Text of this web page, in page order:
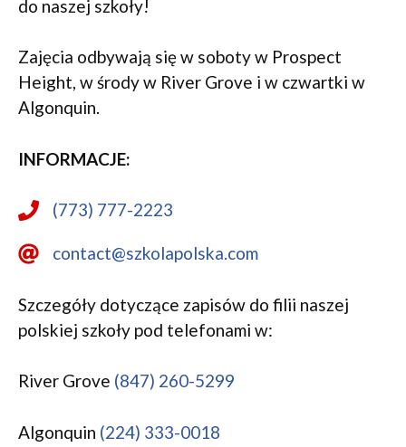
do naszej szkoły!
Zajęcia odbywają się w soboty w Prospect
Height, w środy w River Grove i w czwartki w
Algonquin.
INFORMACJE:
(773) 777-2223
contact@szkolapolska.com
Szczegóły dotyczące zapisów do filii naszej
polskiej szkoły pod telefonami w:
River Grove (847) 260-5299
Algonquin (224) 333-0018